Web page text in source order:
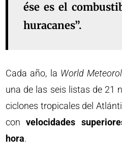
ése es el
huracanes”.
Cada año, la World
una de las seis listas de 21
ciclones tropicales del
convelocidades
hora.